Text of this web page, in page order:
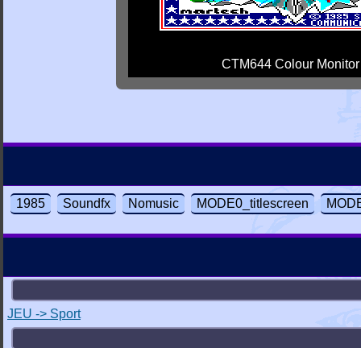
CTM644 Colour Monitor
1985 Soundfx Nomusic MODE0_titlescreen
JEU -> Sport